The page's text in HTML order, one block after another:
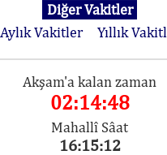
Diğer Vakitler
Aylık Vakitler
Yıllık
Akşam'a kalan zaman
02:14:48
Mahallî Sâat
16:15:12